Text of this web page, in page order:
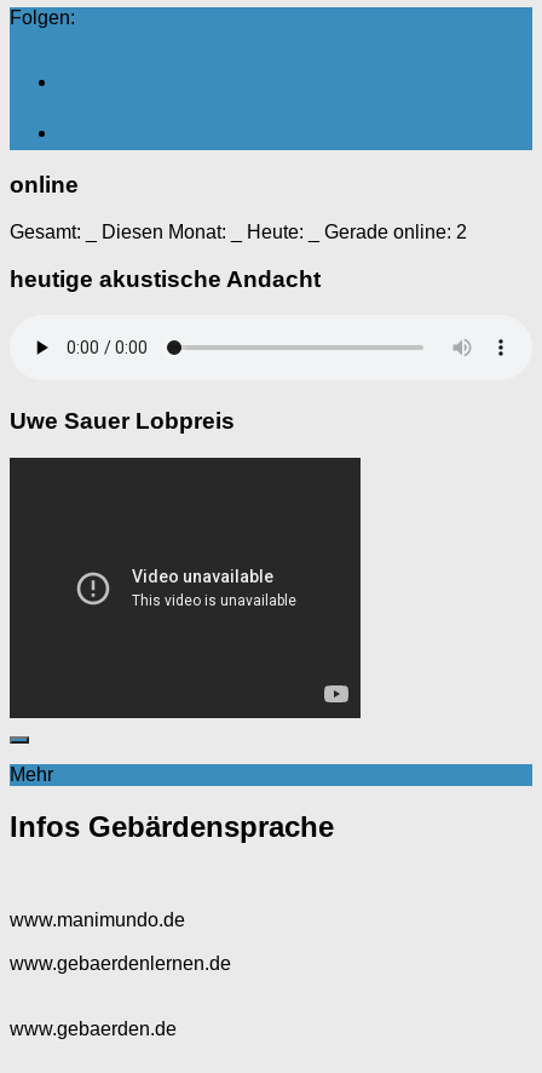
Folgen:
online
Gesamt: Diesen Monat: Heute: Gerade online: 2
heutige akustische Andacht
Uwe Sauer Lobpreis
Mehr
Infos Gebärdensprache
www.manimundo.de
www.gebaerdenlernen.de
www.gebaerden.de